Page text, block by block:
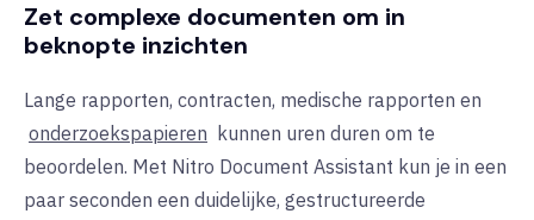
Zet complexe documenten om in
beknopte inzichten
Lange rapporten, contracten, medische rapporten en
onderzoekspapieren kunnen uren duren om te
beoordelen. Met Nitro Document Assistant kun je in een
paar seconden een duidelijke, gestructureerde